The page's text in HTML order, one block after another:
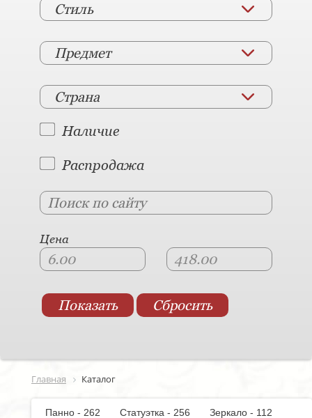
Стиль
Предмет
Страна
Наличие
Распродажа
Цена
Главная Каталог
Панно - 262 Статуэтка - 256
Зеркало - 112